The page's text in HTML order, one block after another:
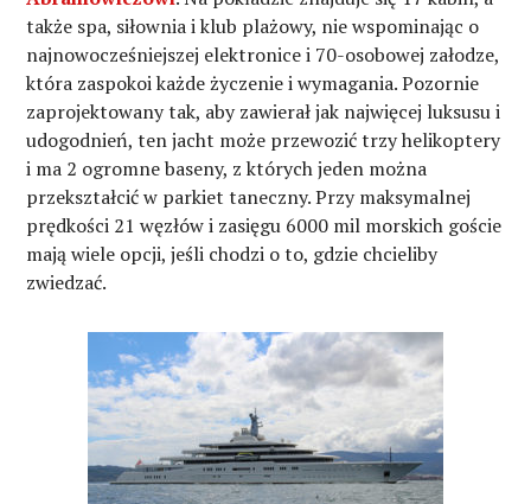
także spa, siłownia i klub plażowy, nie wspominając o
najnowocześniejszej elektronice i 70-osobowej załodze,
która zaspokoi każde życzenie i wymagania. Pozornie
zaprojektowany tak, aby zawierał jak najwięcej luksusu i
udogodnień, ten jacht może przewozić trzy helikoptery
i ma 2 ogromne baseny, z których jeden można
przekształcić w parkiet taneczny. Przy maksymalnej
prędkości 21 węzłów i zasięgu 6000 mil morskich goście
mają wiele opcji, jeśli chodzi o to, gdzie chcieliby
zwiedzać.